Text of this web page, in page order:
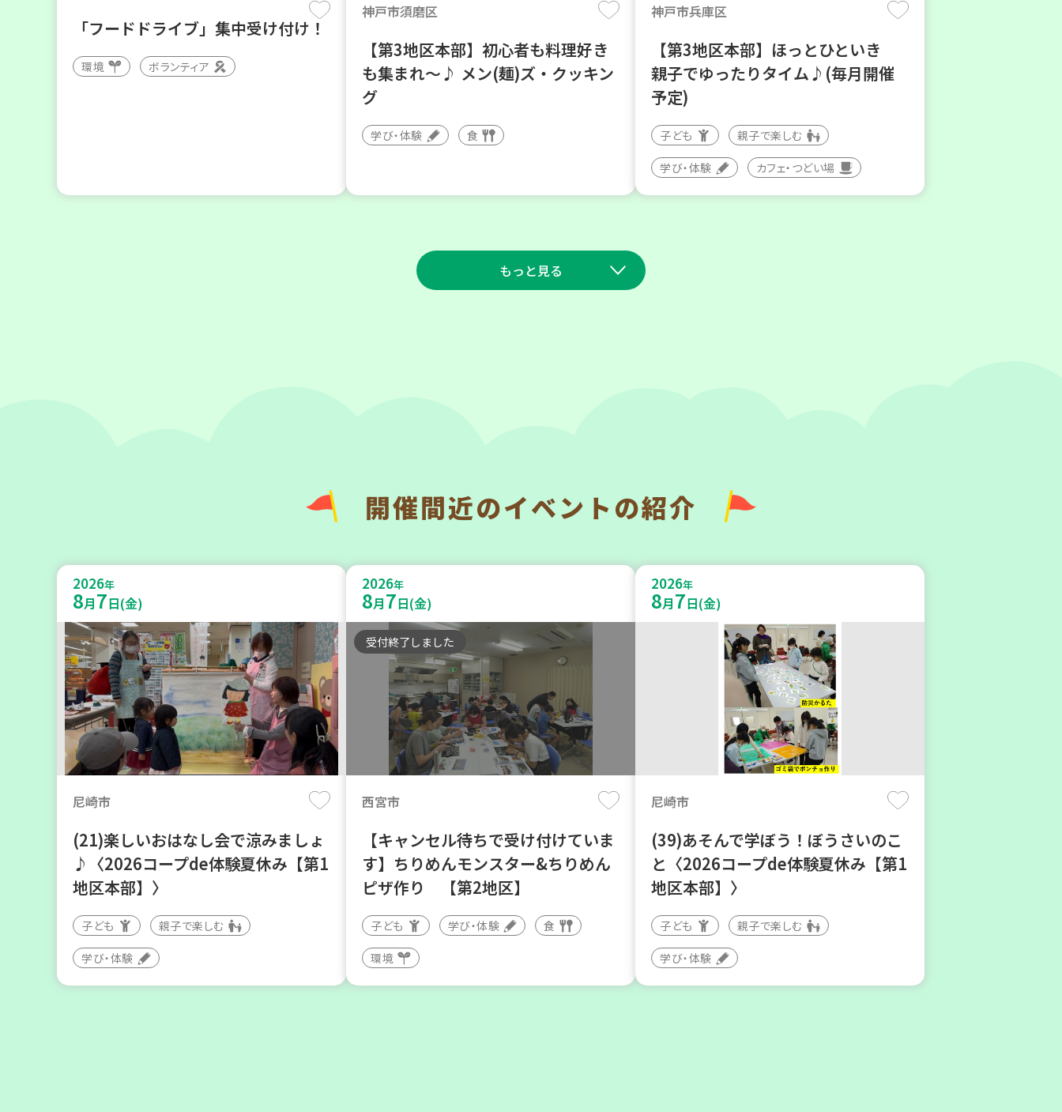
「フードドライブ」集中受け付け！
環境 ボランティア
神戸市須磨区
【第3地区本部】初心者も料理好き
も集まれ～♪ メン(麺)ズ・クッキン
グ
学び・体験 食
神戸市兵庫区
【第3地区本部】ほっとひといき
親子でゆったりタイム♪(毎月開催
予定)
子ども 親子で楽しむ
学び・体験 カフェ・つどい場
もっと見る
【第3地区本部】「ふれあいティー
ルームすみれ会」（毎月第2金曜
日）
食 カフェ・つどい場
神戸市東灘区
【第3地区本部】住み慣れた地域で
暮らしたい 「コープくらしの助け合
いの会」(会場：住吉)
ボランティア
神戸市兵庫区
【第3地区本部】住み慣れた地域で
暮らしたい 「コープくらしの助け合
いの会」（会場：兵庫）
2026年
9 月4 日(金)
豊中市
ソーセージの飾り切りにチャレンジ
2026年
4日(金)
神戸市西区
部門のプロ（？）がコープのイチオ
日(水)
神戸市北区
「コープくらしの助け合いの会」コ
開催間近のイベントの紹介
2026年
8月7日(金)
尼崎市
(21)楽しいおはなし会で涼みましょ
♪〈2026コープde体験夏休み【第1
地区本部】〉
子ども 親子で楽しむ
学び・体験
2026年
8月7日(金)
受付終了しました
西宮市
【キャンセル待ちで受け付けていま
す】ちりめんモンスター&ちりめん
ピザ作り 【第2地区】
子ども 学び・体験 食
環境
2026年
8月7日(金)
尼崎市
(39)あそんで学ぼう！ぼうさいのこ
と〈2026コープde体験夏休み【第1
地区本部】〉
子ども 親子で楽しむ
学び・体験